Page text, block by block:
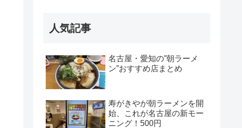
人気記事
名古屋・愛知の”朝ラーメ
ン”おすすめ店まとめ
寿がきやが朝ラーメンを開
始、これが名古屋の新モー
ニング！500円